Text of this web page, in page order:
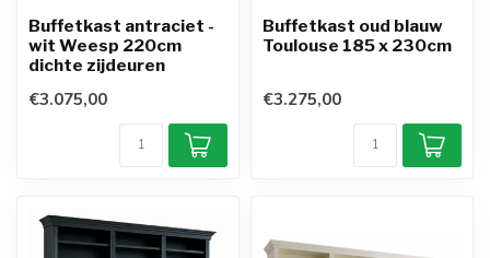
Buffetkast antraciet -
wit Weesp 220cm
dichte zijdeuren
€3.075,00
Buffetkast oud blauw
Toulouse 185 x 230cm
€3.275,00